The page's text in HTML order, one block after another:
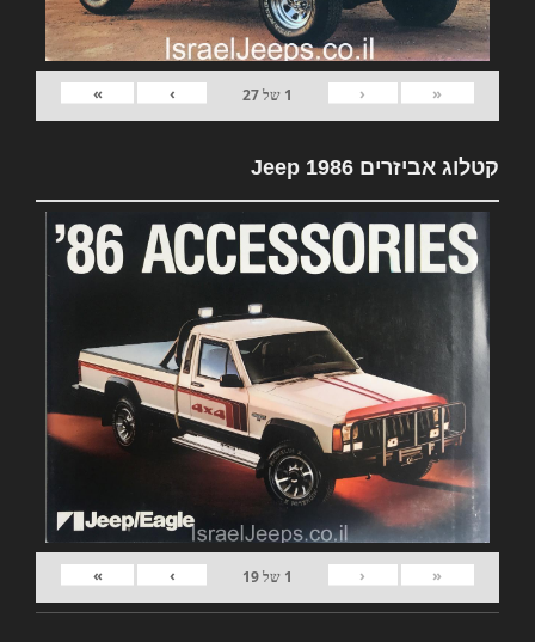
«
‹
1 של27
›
»
קטלוג אביזרים Jeep 1986
«
‹
1 של19
›
»